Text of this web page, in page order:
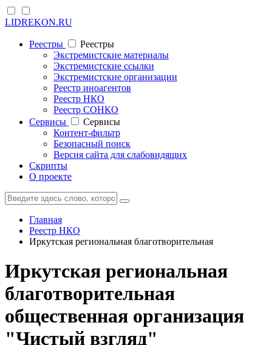
LIDREKON.RU
Реестры
Реестры
Экстремистские материалы
Экстремистские ссылки
Экстремистские организации
Реестр иноагентов
Реестр НКО
Реестр СОНКО
Cервисы
Cервисы
Контент-фильтр
Безопасный поиск
Версия сайта для слабовидящих
Скрипты
О проекте
Главная
Реестр НКО
Иркутская региональная благотворительная
Иркутская региональная
благотворительная
общественная организация
"Чистый взгляд"